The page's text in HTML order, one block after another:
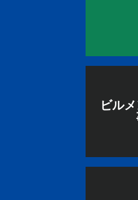
ビル